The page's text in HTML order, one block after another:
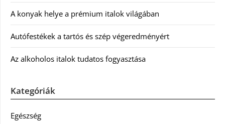
A konyak helye a prémium italok világában
Autófestékek a tartós és szép végeredményért
Az alkoholos italok tudatos fogyasztása
Kategóriák
Egészség